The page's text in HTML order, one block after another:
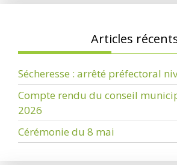
Articles
Sécheresse : arrêté préfectoral
Compte rendu du conseil
2026
Cérémonie du 8 mai